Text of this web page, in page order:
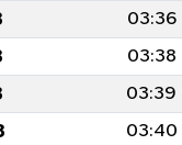
03:36
03:38
03:39
03:40